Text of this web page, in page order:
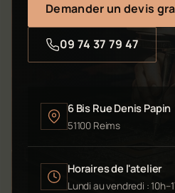
Demander un devis
09 74 37 79 47
6 Bis Rue Denis Papin
51100 Reims
Horaires de l'atelier
Lundi au vendredi :